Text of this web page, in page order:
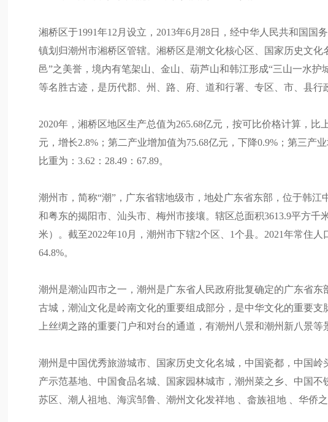
湘桥区于1991年12月设立，2013年6月28日，经中华人民共和国国
镇划归潮州市湘桥区管辖。湘桥区是潮文化核心区、国家历史文化
邑”之美誉，境内有笔架山、金山、葫芦山和韩江形成“三山一水
等名胜古迹，是历代郡、州、路、府、道和行署、专区、市、县行
2020年，湘桥区地区生产总值为265.68亿元，按可比价格计算，比
元，增长2.8%；第二产业增加值为75.68亿元，下降0.9%；第三产
比重为：3.62：28.49：67.89。
潮州市，简称“潮”，广东省辖地级市，地处广东省东部，位于韩
和粤东的揭阳市、汕头市、梅州市接壤。辖区总面积3613.9平方千
米）。截至2022年10月，潮州市下辖2个区、1个县。2021年常住
64.8%。
潮州是潮汕四市之一，潮州是广东省人民政府批复确定的广东省
古城，潮汕文化是岭南文化的重要组成部分，是中华文化的重要
上丝绸之路的重要门户和对台的通道，有潮州八景和潮州新八景等
潮州是中国优秀旅游城市、国家历史文化名城，中国瓷都，中国
产示范基地、中国食品名城、国家园林城市，潮州菜之乡、中国
苏区、潮人祖地、海滨邹鲁、潮州文化发祥地 、畲族祖地 、华侨